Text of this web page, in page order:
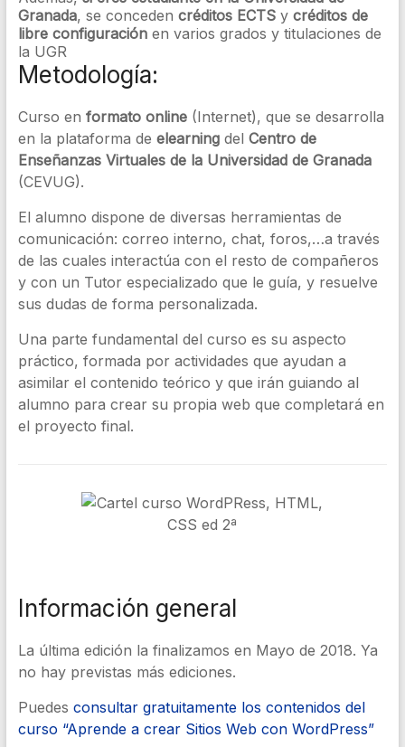
Granada, se conceden créditos ECTSycréditos de
libre configuración en varios grados y titulaciones de
la UGR
Metodología:
Curso en formato online(Internet), que se desarrolla
en la plataforma de elearningdel Centro de
Enseñanzas Virtuales de la Universidad de Granada
(CEVUG).
El alumno dispone de diversas herramientas de
comunicación: correo interno, chat, foros,…a través
de las cuales interactúa con el resto de compañeros
y con un Tutor especializado que le guía, y resuelve
sus dudas de forma personalizada.
Una parte fundamental del curso es su aspecto
práctico, formada por actividades que ayudan a
asimilar el contenido teórico y que irán guiando al
alumno para crear su propia web que completará en
el proyecto final.
Información general
La última edición la finalizamos en Mayo de 2018. Ya
no hay previstas más ediciones.
Puedes consultar gratuitamente los contenidos del
curso “Aprende a crear Sitios Web con WordPress”